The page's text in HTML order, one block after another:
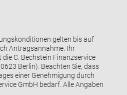
gelten bis auf
Antragsannahme. Ihr
C. Bechstein Finanzservice
Berlin). Beachten Sie, dass
einer Genehmigung durch
GmbH bedarf. Alle Angaben